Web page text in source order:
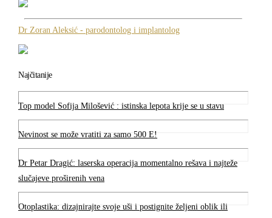
Dr Zoran Aleksić - parodontolog i implantolog
Najčitanije
Top model Sofija Milošević : istinska lepota krije se u stavu
Nevinost se može vratiti za samo 500 E!
Dr Petar Dragić: laserska operacija momentalno rešava i najteže
slučajeve proširenih vena
Otoplastika: dizajnirajte svoje uši i postignite željeni oblik ili